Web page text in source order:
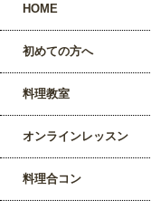
HOME
初めての方へ
料理教室
オンラインレッスン
料理合コン